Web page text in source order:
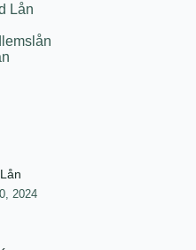
Lån
2024